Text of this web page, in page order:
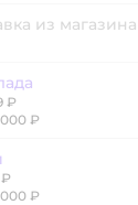
из магазина
₽
₽
₽
₽